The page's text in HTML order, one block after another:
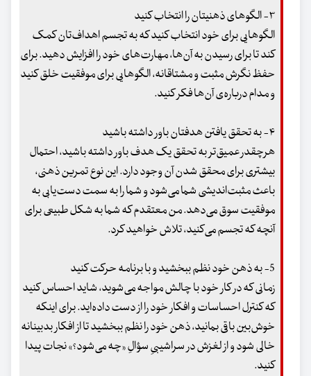
۳- الگوهای ذهنیتان را انتخاب کنید
الگوهایی برای خود انتخاب کنید که به تجسم اهداف‌تان کمک
کند تا برای رسیدن به آن‌ها، مهارت‌های خود را افزایش دهید. برای
حفظ نگرش مثبت و مشتاقانه، الگوهایی برای موفقیت خلق کنید
و مدام درباره‌ی آن‌ها فکر کنید.
۴- به تحقق یافتن هدفتان باور داشته باشید
هرچقدر عمیق‌تر به تحقق یک هدف باور داشته باشید، احتمال
بیشتری برای محقق شدن آن وجود دارد. این نوع تمرین ذهنی،
باعث مثبت‌اندیشی شما می‌شود و شما را به سمت دست‌یابی به
موفقیت سوق می‌دهد. من معتقدم که شما به شکل طبیعی برای
آنچه که تجسم می‌کنید، تلاش خواهید کرد.
5- به ذهن خود نظم ببخشید و با برنامه حرکت کنید
زمانی که در کار خود با چالش مواجه می‌شوید، شاید احساس کنید
که کنترل احساسات و افکار خود را از دست داده‌اید. برای اینکه
خوش‌بین باقی بمانید، ذهن خود را نظم ببخشید تا از افکار بدبینانه
خالی شود و از لغزش در سراشیبیِ سؤالِ «چه می‌شود؟» نجات پیدا
کنید.